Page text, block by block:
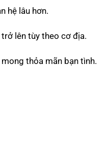
hệ lâu hơn.
lên tùy theo cơ địa.
thỏa mãn bạn tình.